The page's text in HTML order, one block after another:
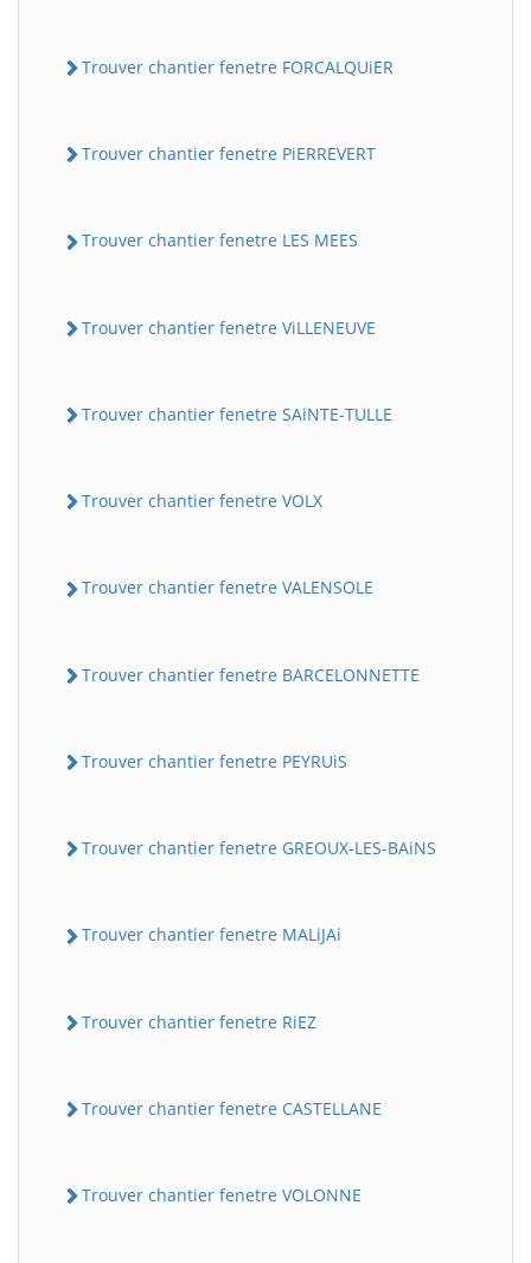
Trouver chantier fenetre FORCALQUiER
Trouver chantier fenetre PiERREVERT
Trouver chantier fenetre LES MEES
Trouver chantier fenetre ViLLENEUVE
Trouver chantier fenetre SAiNTE-TULLE
Trouver chantier fenetre VOLX
Trouver chantier fenetre VALENSOLE
Trouver chantier fenetre BARCELONNETTE
Trouver chantier fenetre PEYRUiS
Trouver chantier fenetre GREOUX-LES-BAiNS
Trouver chantier fenetre MALiJAi
Trouver chantier fenetre RiEZ
Trouver chantier fenetre CASTELLANE
Trouver chantier fenetre VOLONNE